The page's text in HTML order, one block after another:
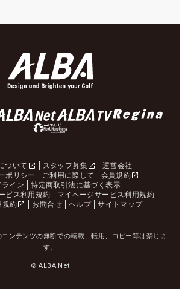
ついて スタッフ募集
運営会社
ポリシー
ご利用に際して
会員規約
ライン
特定商取引法に基づく表示
ビス利用規約
マイページサービス利用規約
規約
お問合せ ヘルプ サイトマップ
ンテンツの無断での転載、転用、コピー等は禁じま
す。
© ALBA Net